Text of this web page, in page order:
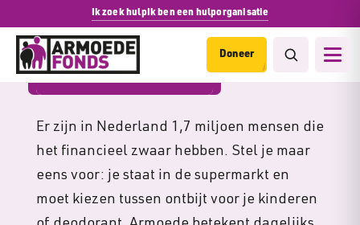
Ik zoek hulpIk ben een hulporganisatie
Doneer
Periodiek schenken
Er zijn in Nederland 1,7 miljoen mensen die
het financieel zwaar hebben. Stel je maar
eens voor: je staat in de supermarkt en
moet kiezen tussen ontbijt voor je kinderen